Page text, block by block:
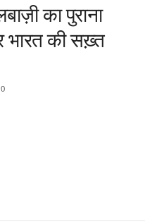
का पुराना
भारत की सख़्त
0